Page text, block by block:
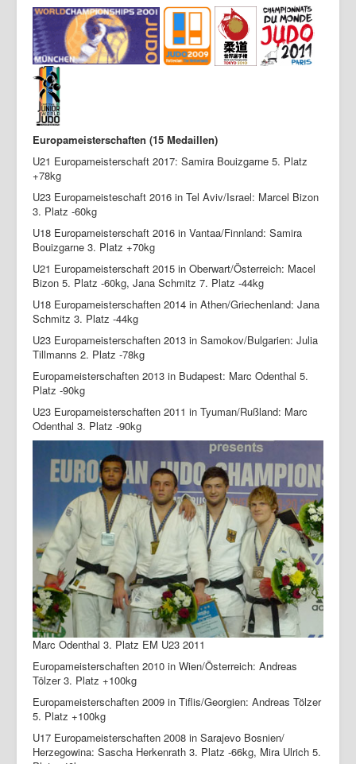
Europameisterschaften (15 Medaillen)
U21 Europameisterschaft 2017: Samira Bouizgarne 5. Platz
+78kg
U23 Europameisteschaft 2016 in Tel Aviv/Israel: Marcel Bizon
3. Platz -60kg
U18 Europameisterschaft 2016 in Vantaa/Finnland: Samira
Bouizgarne 3. Platz +70kg
U21 Europameisterschaft 2015 in Oberwart/Österreich: Macel
Bizon 5. Platz -60kg, Jana Schmitz 7. Platz -44kg
U18 Europameisterschaften 2014 in Athen/Griechenland: Jana
Schmitz 3. Platz -44kg
U23 Europameisterschaften 2013 in Samokov/Bulgarien: Julia
Tillmanns 2. Platz -78kg
Europameisterschaften 2013 in Budapest: Marc Odenthal 5.
Platz -90kg
U23 Europameisterschaften 2011 in Tyuman/Rußland: Marc
Odenthal 3. Platz -90kg
Marc Odenthal 3. Platz EM U23 2011
Europameisterschaften 2010 in Wien/Österreich: Andreas
Tölzer 3. Platz +100kg
Europameisterschaften 2009 in Tiflis/Georgien: Andreas Tölzer
5. Platz +100kg
U17 Europameisterschaften 2008 in Sarajevo Bosnien/
Herzegowina: Sascha Herkenrath 3. Platz -66kg, Mira Ulrich 5.